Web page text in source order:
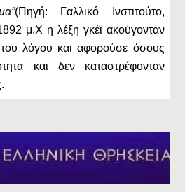
(Πηγή: Γαλλικό Ινστιτούτο,
μ.Χ η λέξη γκέϊ ακούγονταν
λόγου και αφορούσε όσους
και δεν καταστρέφονταν